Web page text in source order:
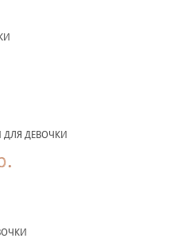
ДЛЯ ДЕВОЧКИ